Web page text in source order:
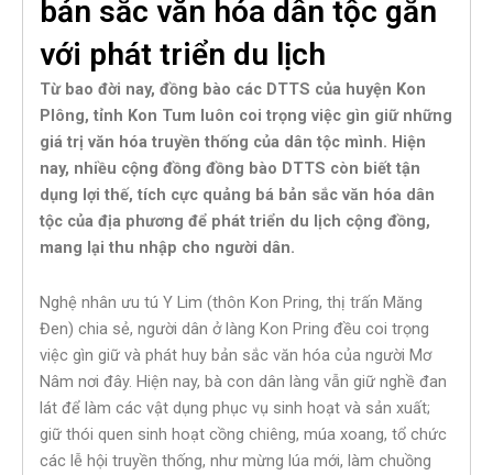
bản sắc văn hóa dân tộc gắn
với phát triển du lịch
Từ bao đời nay, đồng bào các DTTS của huyện Kon
Plông, tỉnh Kon Tum luôn coi trọng việc gìn giữ những
giá trị văn hóa truyền thống của dân tộc mình. Hiện
nay, nhiều cộng đồng đồng bào DTTS còn biết tận
dụng lợi thế, tích cực quảng bá bản sắc văn hóa dân
tộc của địa phương để phát triển du lịch cộng đồng,
mang lại thu nhập cho người dân.
Nghệ nhân ưu tú Y Lim (thôn Kon Pring, thị trấn Măng
Đen) chia sẻ, người dân ở làng Kon Pring đều coi trọng
việc gìn giữ và phát huy bản sắc văn hóa của người Mơ
Nâm nơi đây. Hiện nay, bà con dân làng vẫn giữ nghề đan
lát để làm các vật dụng phục vụ sinh hoạt và sản xuất;
giữ thói quen sinh hoạt cồng chiêng, múa xoang, tổ chức
các lễ hội truyền thống, như mừng lúa mới, làm chuồng